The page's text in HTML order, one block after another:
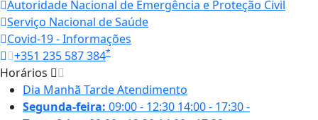
Autoridade Nacional de Emergência e Proteção Civil
Serviço Nacional de Saúde
Covid-19 - Informações
+351 235 587 384*
Horários
Dia Manhã TardeAtendimento
Segunda-feira: 09:00 - 12:30 14:00 - 17:30-